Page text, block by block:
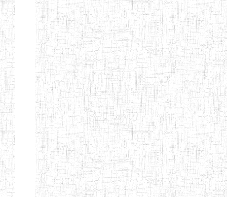
"K.T.T.C NDOP"
ENIEG PRIVEE
BILINGUE
LAIQUE LES
PERFORMANCES
PEDAGOGIQUES
01/09/2015 ENIEG
ENIEG DU HAUT
NKAM
12/08/2013 ENIEG
ENIEG BILINGUE
DE L'IPEP DE
05/09/2003 ENIEG